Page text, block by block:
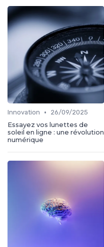
Innovation •
26/09/2025
Essayez vos lunettes de
soleil en ligne : une révolution
numérique